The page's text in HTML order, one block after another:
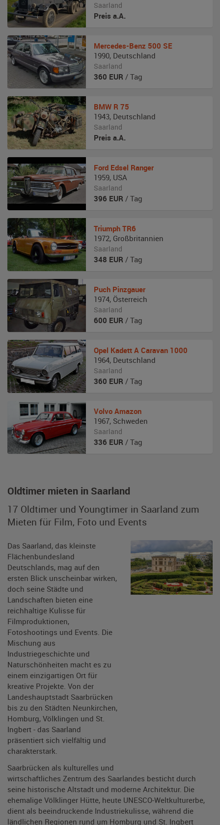
Oldtimer mieten in Saarland
17 Oldtimer und Youngtimer in Saarland zum
Mieten für Film, Foto und Events
Das Saarland, das kleinste
Flächenbundesland
Deutschlands, mag auf den
ersten Blick unscheinbar wirken,
doch seine Städte und
Landschaften bieten eine
reichhaltige Kulisse für
Filmproduktionen,
Fotoshootings und Events. Die
Mischung aus
Industriegeschichte und
Naturschönheiten macht es zu
einem einzigartigen Ort für
kreative Projekte. Von der
Landeshauptstadt Saarbrücken
bis zu den Städten Neunkirchen,
Homburg, Völklingen und St.
Ingbert - das Saarland
präsentiert sich vielfältig und
charakterstark.
Saarbrücken als kulturelles und
wirtschaftliches Zentrum des Saarlandes besticht durch
seine historische Altstadt und moderne Architektur. Die
ehemalige Völklinger Hütte, heute UNESCO-Weltkulturerbe,
dient als beeindruckende Industriekulisse, während die
ländlichen Regionen rund um Homburg und St. Ingbert
Saarland
Preis a.A.
Mercedes-Benz 500 SE
1990, Deutschland
Saarland
360 EUR / Tag
BMW R 75
1943, Deutschland
Saarland
Preis a.A.
Ford Edsel Ranger
1959, USA
Saarland
396 EUR / Tag
Triumph TR6
1972, Großbritannien
Saarland
348 EUR / Tag
Puch Pinzgauer
1974, Österreich
Saarland
600 EUR / Tag
Opel Kadett A Caravan 1000
1964, Deutschland
Saarland
360 EUR / Tag
Volvo Amazon
1967, Schweden
Saarland
336 EUR / Tag